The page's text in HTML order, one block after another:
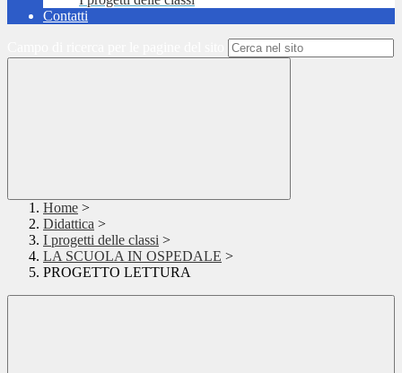
Contatti
Home >
Didattica >
I progetti delle classi >
LA SCUOLA IN OSPEDALE >
PROGETTO LETTURA